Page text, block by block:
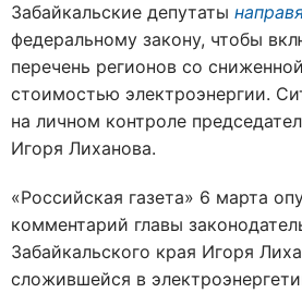
Забайкальские депутаты
федеральному закону, чтобы
перечень регионов со
стоимостью электроэнергии.
на личном контроле
Игоря Лиханова.
«Российская газета» 6 марта
комментарий главы
Забайкальского края Игоря
сложившейся в